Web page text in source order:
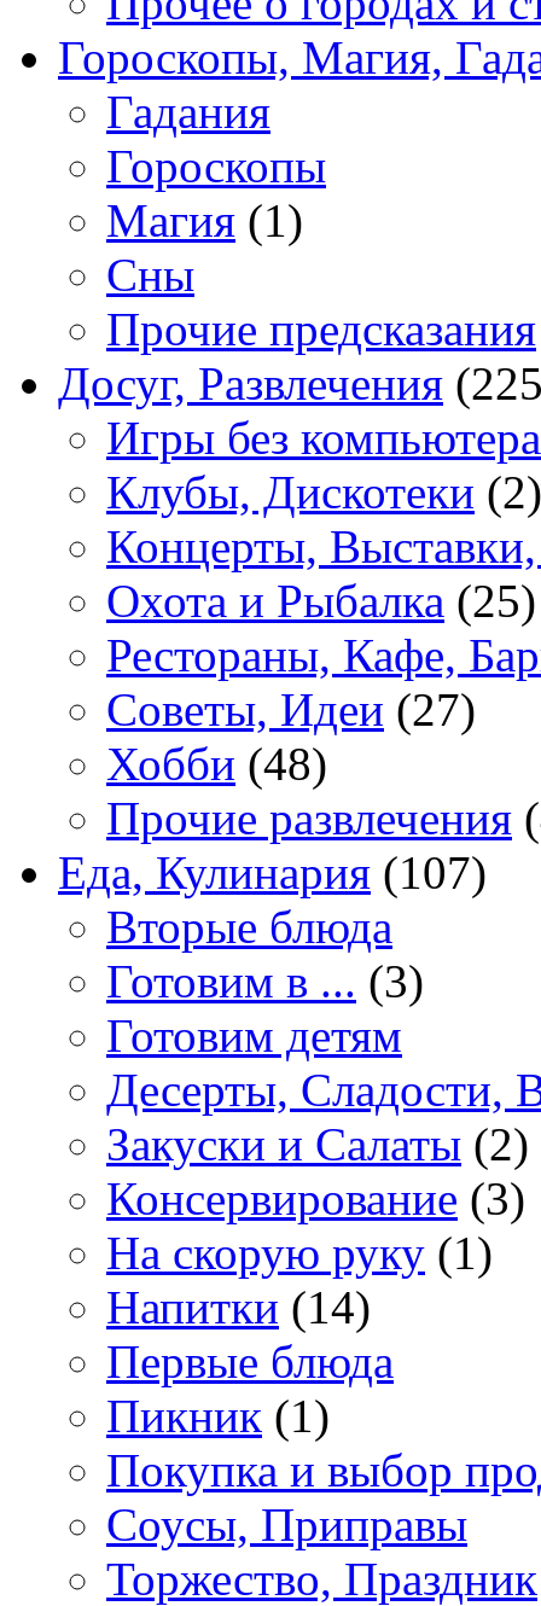
Гороскопы, Магия,
Гадания
Гороскопы
Магия (1)
Сны
Прочие предсказания
Досуг, Развлечения
Игры без компьютера
Клубы, Дискотеки (2)
Концерты,
Охота и Рыбалка (25)
Рестораны, Кафе,
Советы, Идеи (27)
Хобби (48)
Прочие развлечения
Еда, Кулинария (107)
Вторые блюда
Готовим в ... (3)
Готовим детям
Десерты, Сладости,
Закуски и Салаты (2)
Консервирование (3)
На скорую руку (1)
Напитки (14)
Первые блюда
Пикник (1)
Покупка и выбор
Соусы, Приправы
Торжество, Праздник